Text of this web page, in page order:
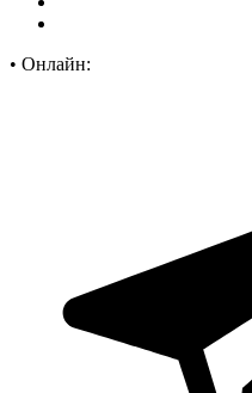
• Онлайн: